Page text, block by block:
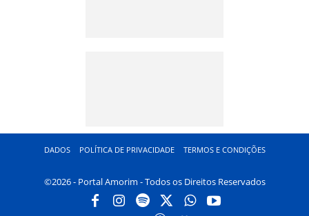
DADOS POLÍTICA DE PRIVACIDADE TERMOS E CONDIÇÕES
©2026 - Portal Amorim - Todos os Direitos Reservados